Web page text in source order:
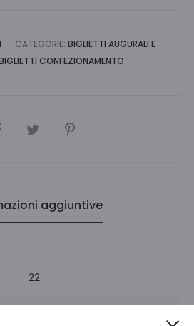
CATEGORIE: BIGLIETTI AUGURALI E
CONFEZIONAMENTO
aggiuntive
22